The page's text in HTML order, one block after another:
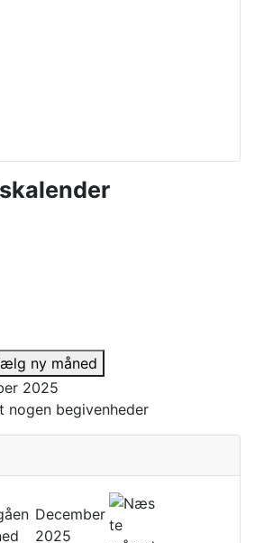
ny måned
2025
nogen begivenheder
December
2025